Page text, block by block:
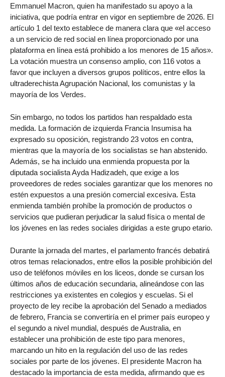
Emmanuel Macron, quien ha manifestado su apoyo a la
iniciativa, que podría entrar en vigor en septiembre de 2026. El
artículo 1 del texto establece de manera clara que «el acceso
a un servicio de red social en línea proporcionado por una
plataforma en línea está prohibido a los menores de 15 años».
La votación muestra un consenso amplio, con 116 votos a
favor que incluyen a diversos grupos políticos, entre ellos la
ultraderechista Agrupación Nacional, los comunistas y la
mayoría de los Verdes.
Sin embargo, no todos los partidos han respaldado esta
medida. La formación de izquierda Francia Insumisa ha
expresado su oposición, registrando 23 votos en contra,
mientras que la mayoría de los socialistas se han abstenido.
Además, se ha incluido una enmienda propuesta por la
diputada socialista Ayda Hadizadeh, que exige a los
proveedores de redes sociales garantizar que los menores no
estén expuestos a una presión comercial excesiva. Esta
enmienda también prohíbe la promoción de productos o
servicios que pudieran perjudicar la salud física o mental de
los jóvenes en las redes sociales dirigidas a este grupo etario.
Durante la jornada del martes, el parlamento francés debatirá
otros temas relacionados, entre ellos la posible prohibición del
uso de teléfonos móviles en los liceos, donde se cursan los
últimos años de educación secundaria, alineándose con las
restricciones ya existentes en colegios y escuelas. Si el
proyecto de ley recibe la aprobación del Senado a mediados
de febrero, Francia se convertiría en el primer país europeo y
el segundo a nivel mundial, después de Australia, en
establecer una prohibición de este tipo para menores,
marcando un hito en la regulación del uso de las redes
sociales por parte de los jóvenes. El presidente Macron ha
destacado la importancia de esta medida, afirmando que es